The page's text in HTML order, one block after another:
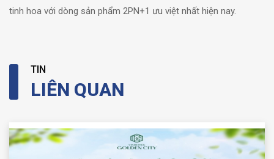
tinh hoa với dòng sản phẩm 2PN+1 ưu việt nhất hiện nay.
TIN
LIÊN QUAN